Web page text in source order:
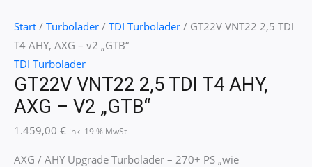
Start / Turbolader / TDI Turbolader / GT22V VNT22 2,5 TDI
T4 AHY, AXG – v2 „GTB“
TDI Turbolader
GT22V VNT22 2,5 TDI T4 AHY,
AXG – V2 „GTB“
1.459,00 € inkl 19 % MwSt
AXG / AHY Upgrade Turbolader – 270+ PS „wie